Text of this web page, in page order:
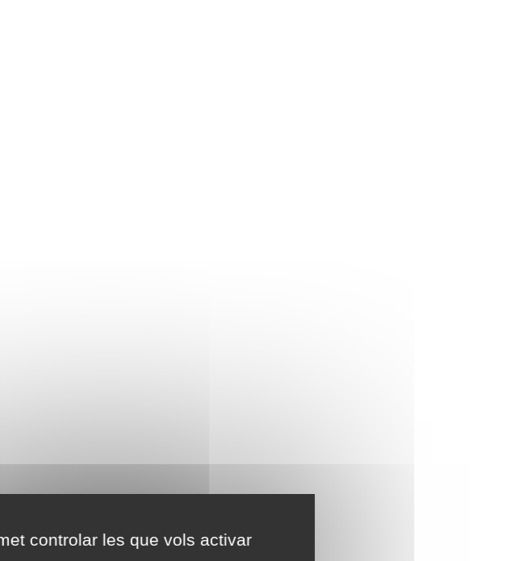
controlar les que vols activar